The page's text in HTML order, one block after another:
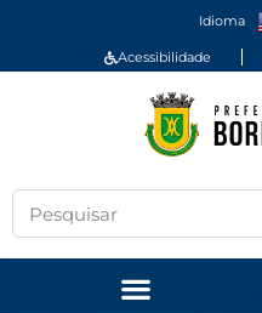
Idioma
Acessibilidade